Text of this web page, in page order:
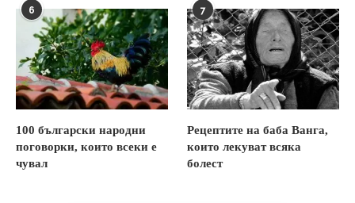
6
100 български народни
поговорки, които всеки е
чувал
7
Рецептите на баба Ванга,
които лекуват всяка
болест